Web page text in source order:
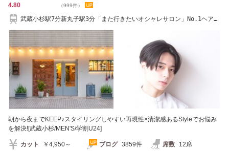
4.80 （999件）
武蔵小杉駅7分新丸子駅3分「また行きたいオシャレサロン」No.1ヘアケ
朝から夜までKEEP♪スタイリングしやすい再現性×清潔感あるStyleでお悩み
を解決![武蔵小杉/MEN'S/学割U24]
カット ￥4,950～ ブログ 3859件 席数 12席